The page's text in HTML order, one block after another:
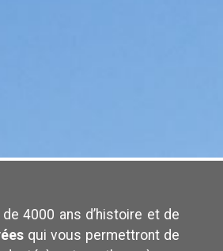
4000 ans d’histoire et de
qui vous permettront de